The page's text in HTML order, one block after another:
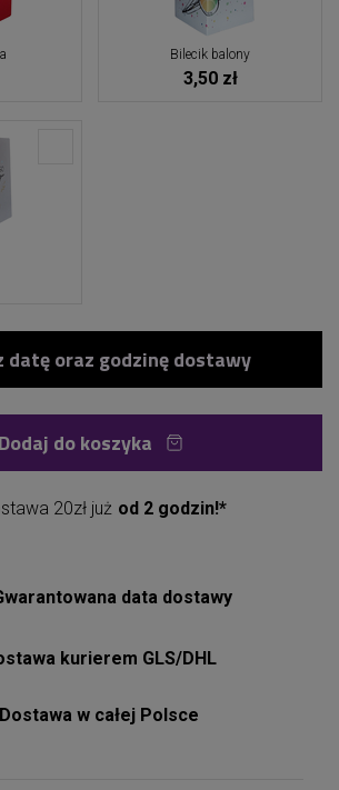
Bilecik balony
3,50 zł
Dodaj do koszyka
20zł już od 2 godzin!*
data dostawy
kurierem GLS/DHL
Dostawa w całej Polsce